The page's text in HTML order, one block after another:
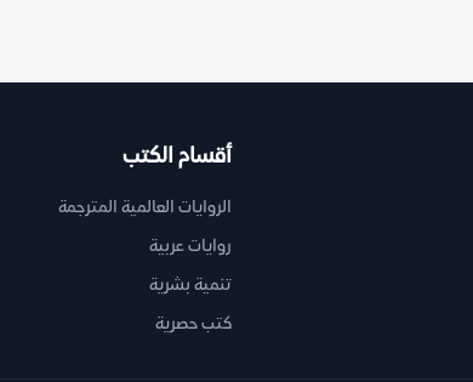
أقسام الكتب
الروايات العالمية المترجمة
روايات عربية
تنمية بشرية
كتب حصرية